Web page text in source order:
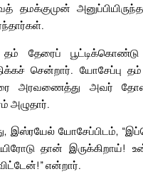
தமக்குமுன்
தம் தேரைப்
சென்றார். யோசேப்பு
அரவணைத்து அவர்
அழுதார்.
இஸ்ரயேல் யோசேப்பிடம்,
தான் இருக்கிறாய்!
என்றார்.